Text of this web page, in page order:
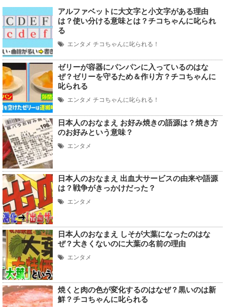
アルファベットに大文字と小文字がある理由
は？使い分ける意味とは？チコちゃんに叱られ
る
エンタメ チコちゃんに叱られる！
ゼリーが容器にパンパンに入っているのはな
ぜ？ゼリーを守るため＆作り方？チコちゃんに
叱られる
エンタメ チコちゃんに叱られる！
日本人のおなまえ お好み焼きの語源は？焼き方
のお好みという意味？
エンタメ
日本人のおなまえ 出血大サービスの由来や語源
は？戦争がきっかけだった？
エンタメ
日本人のおなまえ しそが大葉になったのはな
ぜ？大きくないのに大葉の名前の理由
エンタメ
焼くと肉の色が変化するのはなぜ？黒いのは新
鮮？チコちゃんに叱られる